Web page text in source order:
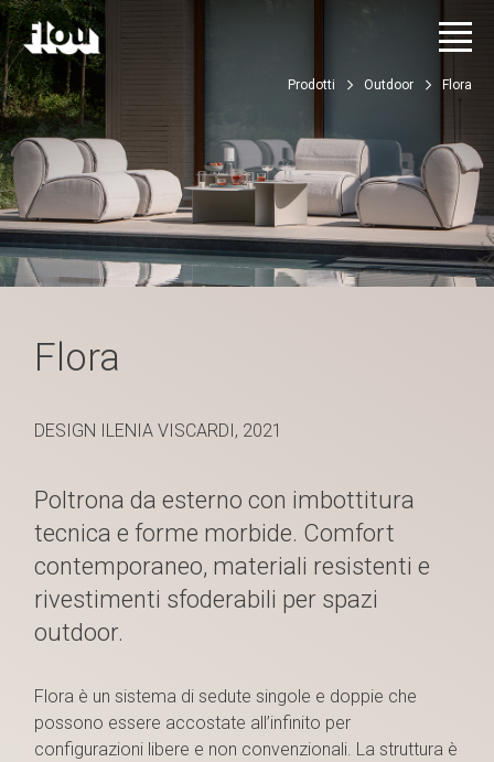
Prodotti Outdoor Flora
Flora
DESIGN ILENIA VISCARDI, 2021
Poltrona da esterno con imbottitura
tecnica e forme morbide. Comfort
contemporaneo, materiali resistenti e
rivestimenti sfoderabili per spazi
outdoor.
Flora è un sistema di sedute singole e doppie che
possono essere accostate all’infinito per
configurazioni libere e non convenzionali. La struttura è